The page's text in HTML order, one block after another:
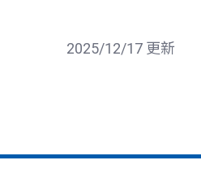
2025/12/17 更新